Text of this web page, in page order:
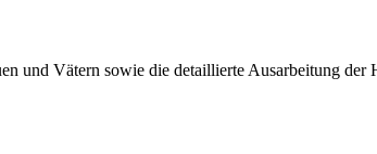
und Vätern sowie die detaillierte Ausarbeitung der